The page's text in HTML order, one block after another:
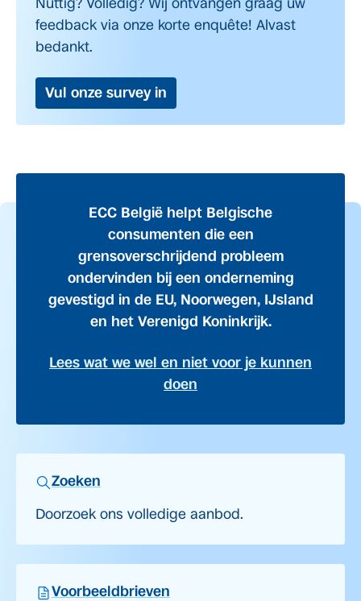
Nuttig? Volledig? Wij ontvangen graag uw
feedback via onze korte enquête! Alvast
bedankt.
Vul onze survey in
ECC België helpt Belgische
consumenten die een
grensoverschrijdend probleem
ondervinden bij een onderneming
gevestigd in de EU, Noorwegen, IJsland
en het Verenigd Koninkrijk.
Lees wat we wel en niet voor je kunnen
doen
Zoeken
Doorzoek ons volledige aanbod.
Voorbeeldbrieven